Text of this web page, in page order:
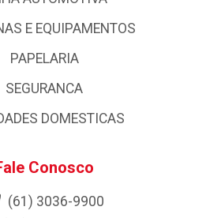
E EQUIPAMENTOS
PAPELARIA
SEGURANCA
DOMESTICAS
Conosco
(61) 3036-9900